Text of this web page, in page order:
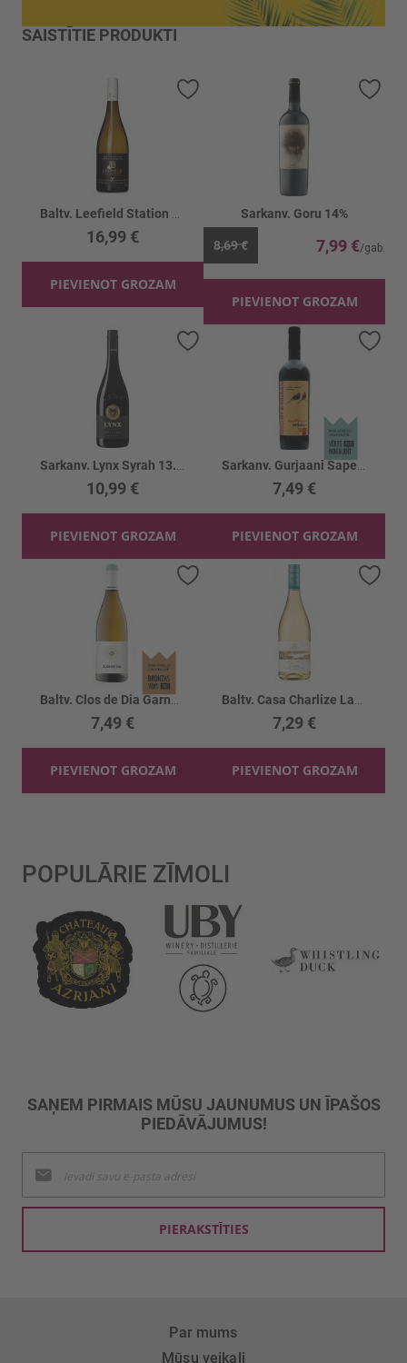
SAISTĪTIE PRODUKTI
16,99 €
PIEVIENOT GROZAM
Pievienot vēlmju sarakstam
Sarkanv. Goru 14%
8,69 € 7,99 €
PIEVIENOT GROZAM
10,99 €
PIEVIENOT GROZAM
Pievienot vēlmju sarakstam
7,49 €
PIEVIENOT GROZAM
7,49 €
PIEVIENOT GROZAM
7,29 €
PIEVIENOT GROZAM
POPULĀRIE ZĪMOLI
SAŅEM PIRMAIS MŪSU JAUNUMUS UN ĪPAŠOS
PIEDĀVĀJUMUS!
jaunumu
saņemšanai:
PIERAKSTĪTIES
Par mums
Mūsu veikali